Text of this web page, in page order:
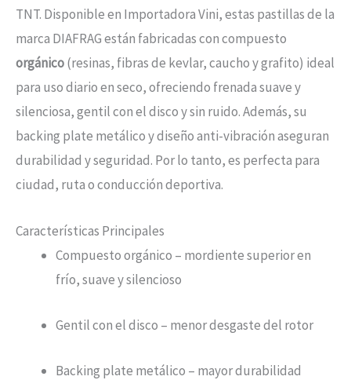
TNT. Disponible en Importadora Vini, estas pastillas de la
marca DIAFRAG están fabricadas con compuesto
orgánico(resinas, fibras de kevlar, caucho y grafito) ideal
para uso diario en seco, ofreciendo frenada suave y
silenciosa, gentil con el disco y sin ruido. Además, su
backing plate metálico y diseño anti-vibración aseguran
durabilidad y seguridad. Por lo tanto, es perfecta para
ciudad, ruta o conducción deportiva.
Características Principales
Compuesto orgánico – mordiente superior en
frío, suave y silencioso
Gentil con el disco – menor desgaste del rotor
Backing plate metálico – mayor durabilidad